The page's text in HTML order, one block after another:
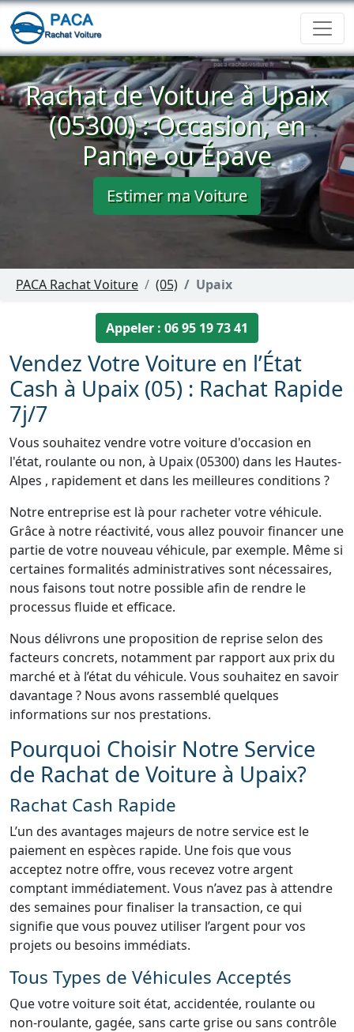
Rachat de Voiture à Upaix
(05300) : Occasion, en
Panne ou Épave
Estimer ma Voiture
PACA Rachat Voiture (05) Upaix
Appeler : 06 95 19 73 41
Vendez Votre Voiture en l’État
Cash à Upaix (05) : Rachat Rapide
7j/7
Vous souhaitez vendre votre voiture d'occasion en
l'état, roulante ou non, à Upaix (05300) dans les Hautes-
Alpes , rapidement et dans les meilleures conditions ?
Notre entreprise est là pour racheter votre véhicule.
Grâce à notre réactivité, vous allez pouvoir financer une
partie de votre nouveau véhicule, par exemple. Même si
certaines formalités administratives sont nécessaires,
nous faisons tout notre possible afin de rendre le
processus fluide et efficace.
Nous délivrons une proposition de reprise selon des
facteurs concrets, notamment par rapport aux prix du
marché et à l’état du véhicule. Vous souhaitez en savoir
davantage ? Nous avons rassemblé quelques
informations sur nos prestations.
Pourquoi Choisir Notre Service
de Rachat de Voiture à Upaix?
Rachat Cash Rapide
L’un des avantages majeurs de notre service est le
paiement en espèces rapide. Une fois que vous
acceptez notre offre, vous recevez votre argent
comptant immédiatement. Vous n’avez pas à attendre
des semaines pour finaliser la transaction, ce qui
signifie que vous pouvez utiliser l’argent pour vos
projets ou besoins immédiats.
Tous Types de Véhicules Acceptés
Que votre voiture soit état, accidentée, roulante ou
non-roulante, gagée, sans carte grise ou sans contrôle